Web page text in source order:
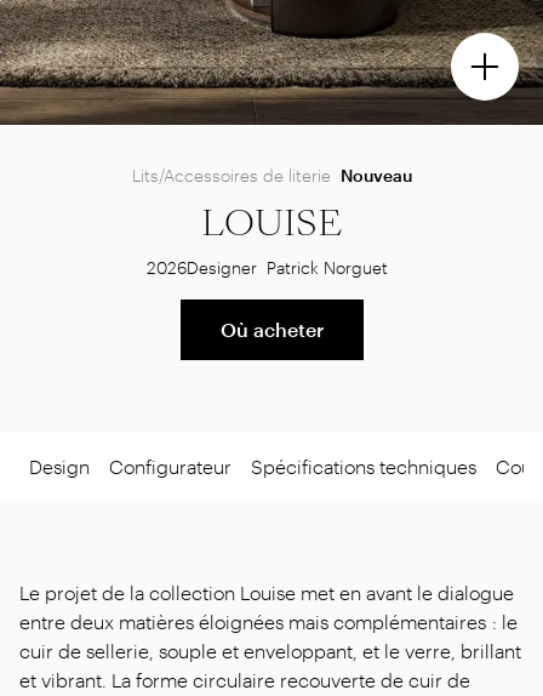
Lits/Accessoires de literie Nouveau
LOUISE
2026Designer Patrick Norguet
Où acheter
Design Configurateur Spécifications techniques
Le projet de la collection Louise met en avant le dialogue
entre deux matières éloignées mais complémentaires : le
cuir de sellerie, souple et enveloppant, et le verre, brillant
et vibrant. La forme circulaire recouverte de cuir de